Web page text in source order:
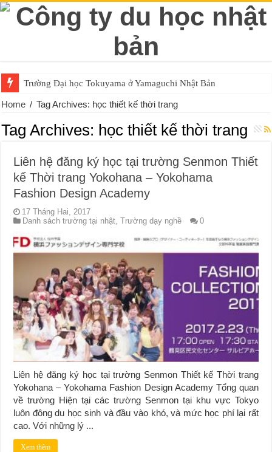
Trường Đại học Tokuyama ở Yamaguchi Nhật Bản
Home / Tag Archives: học thiết kế thời trang
Tag Archives: học thiết kế thời trang
Liên hệ đăng ký học tại trường Senmon Thiết
kế Thời trang Yokohana – Yokohama
Fashion Design Academy
17 Tháng Hai, 2017
Danh sách trường tại nhật,Trường dạy nghề 0
Liên hệ đăng ký học tại trường Senmon Thiết kế Thời trang
Yokohana – Yokohama Fashion Design Academy Tổng quan
về trường Hiện tại các trường Senmon tại khu vực Tokyo
luôn đông du học sinh và đầu vào khó, và mức học phí lại rất
cao. Với những lý ...
Xem thêm